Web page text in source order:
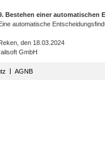
Bestehen einer
automatische
den 18.03.2024
GmbH
AGNB